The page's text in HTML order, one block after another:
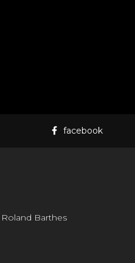
facebook
Roland Barthes